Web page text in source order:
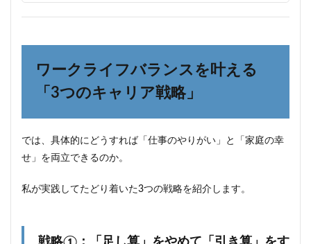
30
パの
録：
復帰
リア
ル
まと
ワークライフバランスを叶える
「3つのキャリア戦略」
では、具体的にどうすれば「仕事のやりがい」と「家庭の幸
せ」を両立できるのか。
私が実践してたどり着いた3つの戦略を紹介します。